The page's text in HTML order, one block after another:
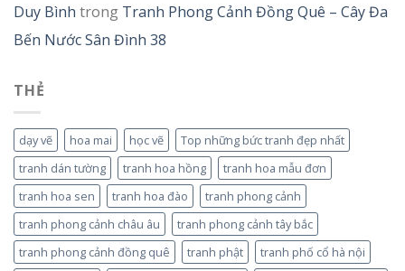
Duy Bình trong Tranh Phong Cảnh Đồng Quê – Cây Đa
Bến Nước Sân Đình 38
THẺ
dạy vẽ hoa mai học vẽ
Top những bức tranh đẹp nhất
tranh dán tường
tranh hoa hồng
tranh hoa mẫu đơn
tranh hoa sen
tranh hoa đào
tranh phong cảnh
tranh phong cảnh châu âu
tranh phong cảnh tây bắc
tranh phong cảnh đồng quê
tranh phật
tranh phố cổ hà nội